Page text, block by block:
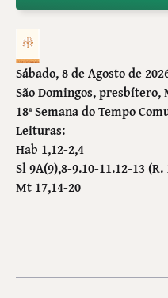
Sábado, 8 de Agosto de
São Domingos, presbítero,
18ª Semana do Tempo
Leituras:
Hab 1,12-2,4
Sl 9A(9),8-9.10-11.12-13 (R.
Mt 17,14-20